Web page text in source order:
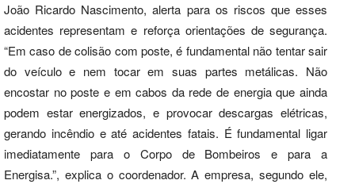
João Ricardo Nascimento, alerta para os riscos que esses
acidentes representam e reforça orientações de segurança.
“Em caso de colisão com poste, é fundamental não tentar sair
do veículo e nem tocar em suas partes metálicas. Não
encostar no poste e em cabos da rede de energia que ainda
podem estar energizados, e provocar descargas elétricas,
gerando incêndio e até acidentes fatais. É fundamental ligar
imediatamente para o Corpo de Bombeiros e para a
Energisa.”, explica o coordenador. A empresa, segundo ele,